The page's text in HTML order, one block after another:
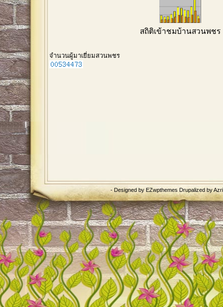
สถิติเข้าชมบ้านสวนพชร
จำนวนผู้มาเยี่ยมสวนพชร
- Designed byEZwpthemesDrupalized by